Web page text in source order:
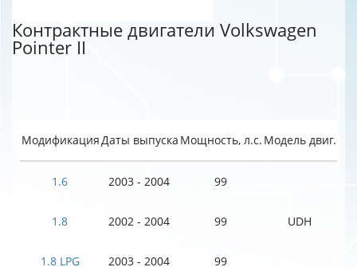
Контрактные двигатели Volkswagen
Pointer II
МодификацияДаты выпуска Мощность, л.с. Модель двиг.
1.6 2003 - 2004 99
1.8 2002 - 2004 99 UDH
1.8 LPG 2003 - 2004 99